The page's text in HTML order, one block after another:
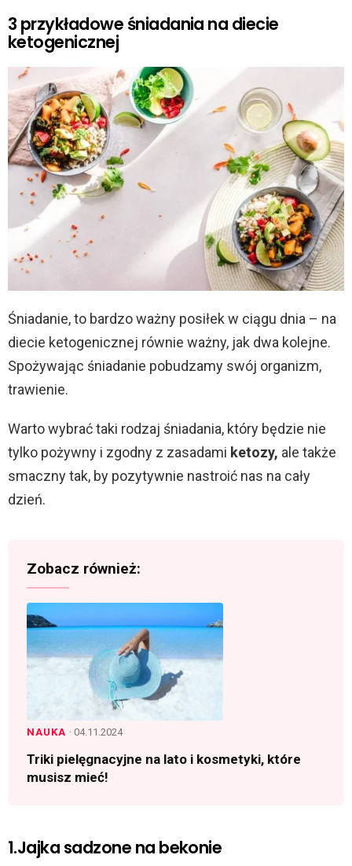
3 przykładowe śniadania na diecie
ketogenicznej
Śniadanie, to bardzo ważny posiłek w ciągu dnia – na
diecie ketogenicznej równie ważny, jak dwa kolejne.
Spożywając śniadanie pobudzamy swój organizm,
trawienie.
Warto wybrać taki rodzaj śniadania, który będzie nie
tylko pożywny i zgodny z zasadami ketozy, ale także
smaczny tak, by pozytywnie nastroić nas na cały
dzień.
Zobacz również:
NAUKA · 04.11.2024
Triki pielęgnacyjne na lato i kosmetyki, które
musisz mieć!
1.Jajka sadzone na bekonie